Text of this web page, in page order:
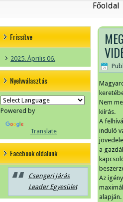
Főoldal
Frissítve
2025. Április 06.
Nyelvválasztás
Powered by
Translate
Facebook oldalunk
Csengeri Járás
Leader Egyesület
Nem
kiírás.
A
induló
a
Az